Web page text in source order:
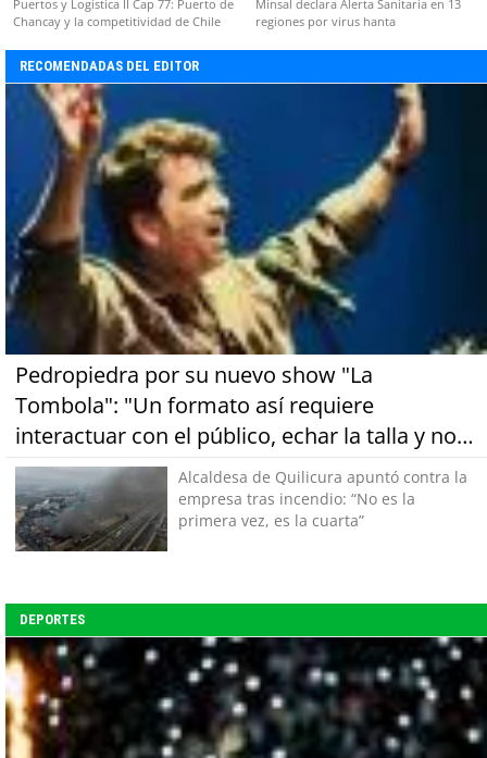
Puertos y Logística II Cap 77: Puerto de
Chancay y la competitividad de Chile
Minsal declara Alerta Sanitaria en 13
regiones por virus hanta
RECOMENDADAS DEL EDITOR
Pedropiedra por su nuevo show "La
Tombola": "Un formato así requiere
interactuar con el público, echar la talla y no
tener miedo a equivocarse"Alcaldesa de Quilicura apuntó contra la
empresa tras incendio: “No es la
primera vez, es la cuarta”
DEPORTES